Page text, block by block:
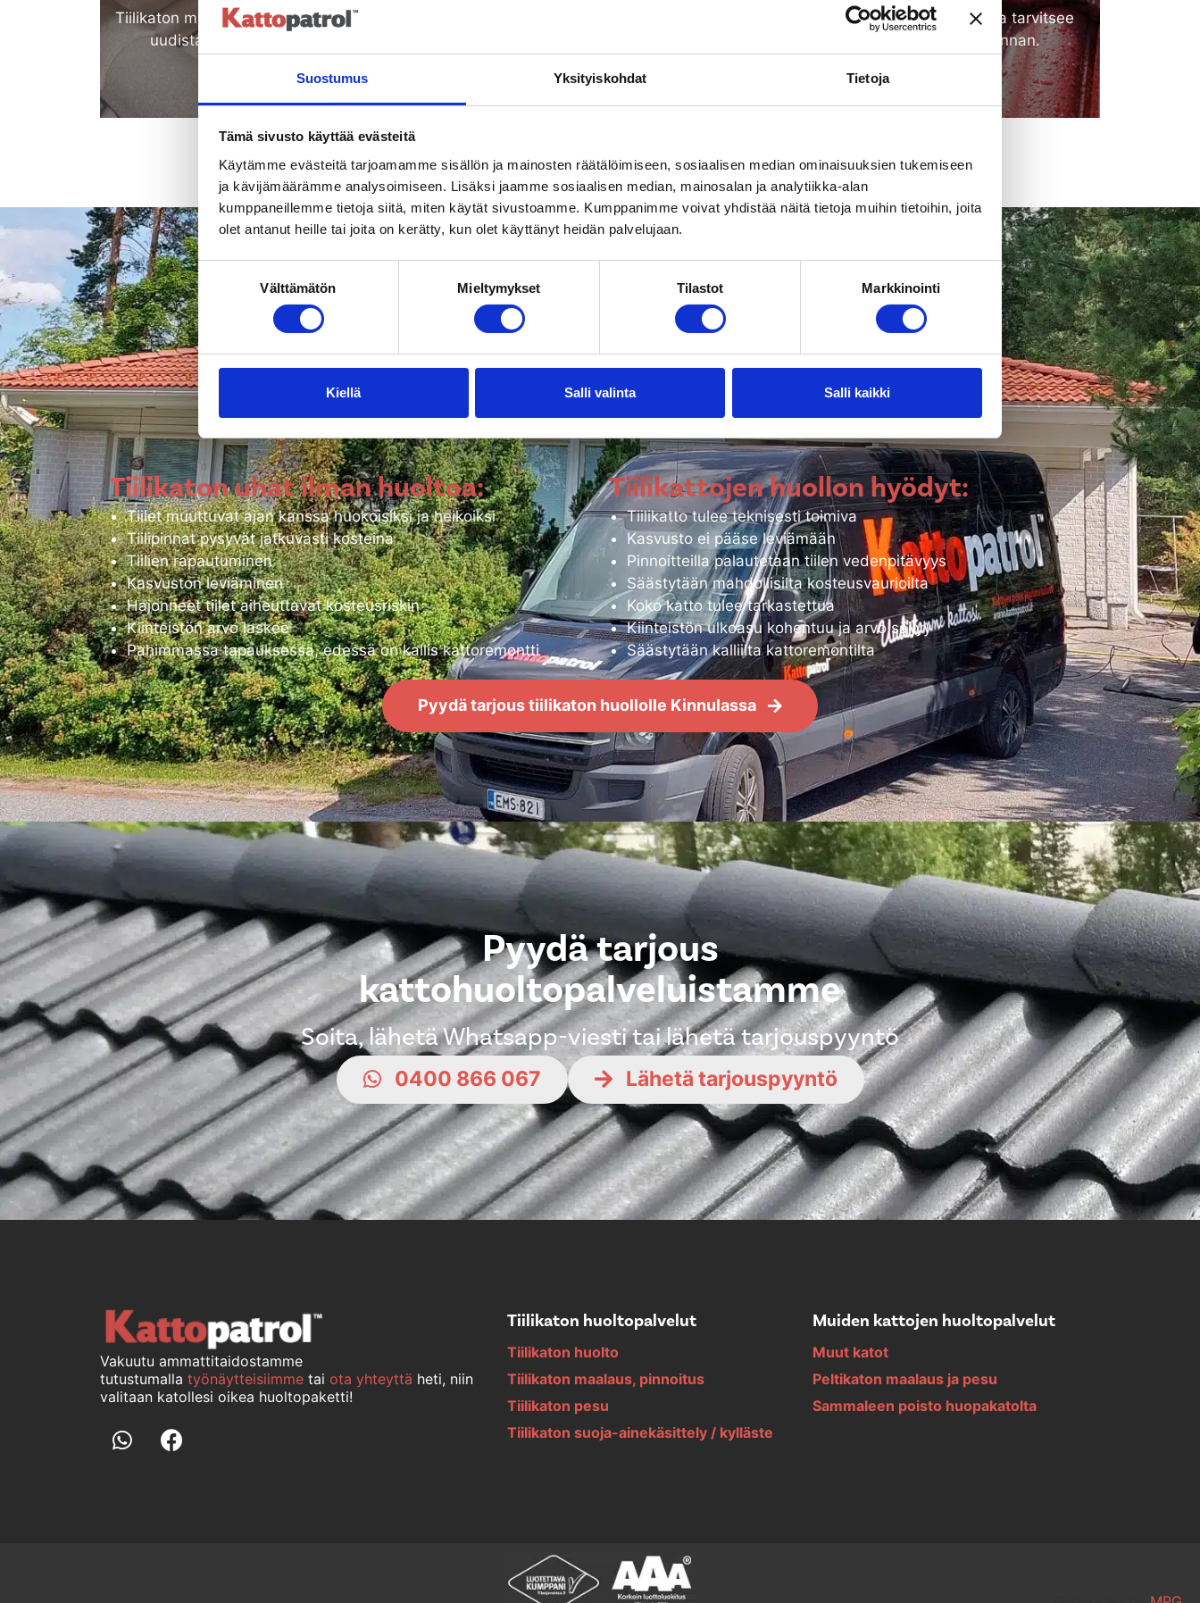
Suostumus Yksityiskohdat Tietoja
Tämä sivusto käyttää evästeitä
Käytämme evästeitä tarjoamamme sisällön ja mainosten räätälöimiseen, sosiaalisen median ominaisuuksien tukemiseen
ja kävijämäärämme analysoimiseen. Lisäksi jaamme sosiaalisen median, mainosalan ja analytiikka-alan
kumppaneillemme tietoja siitä, miten käytät sivustoamme. Kumppanimme voivat yhdistää näitä tietoja muihin tietoihin, joita
olet antanut heille tai joita on kerätty, kun olet käyttänyt heidän palvelujaan.
Suostumuksen
valinta
Välttämätön Mieltymykset Tilastot Markkinointi
Kiellä Salli valinta Salli kaikki
Tiilikaton maalaus on loistava vaihtoehto
uudistaa täysin vanha tiilipinta.
Katso lisää
Vanha tiilikatto huokoinen ja tarvitsee
uuden vettä pitävän pinnan.
Säännöllinen huolto antaa tiilikatolle paljon
lisää käyttöikää
Tiilikaton huollon, pesun, suoja-ainekäsittelyn tai maalauksen avulla voidaan pidentää ja estää tiilikaton
ennen aikainen vanheneminen, sekä palauttaa tiilipinnat teknisesti toimiviksi.
Tiilikaton uhat ilman huoltoa:
Tiilet muuttuvat ajan kanssa huokoisiksi ja heikoiksi
Tiilipinnat pysyvät jatkuvasti kosteina
Tiilien rapautuminen
Kasvuston leviäminen
Hajonneet tiilet aiheuttavat kosteusriskin
Kiinteistön arvo laskee
Pahimmassa tapauksessa, edessä on kallis kattoremontti
Tiilikattojen huollon hyödyt:
Tiilikatto tulee teknisesti toimiva
Kasvusto ei pääse leviämään
Pinnoitteilla palautetaan tiilen vedenpitävyys
Säästytään mahdollisilta kosteusvaurioilta
Koko katto tulee tarkastettua
Kiinteistön ulkoasu kohentuu ja arvo säilyy
Säästytään kalliilta kattoremontilta
Pyydä tarjous tiilikaton huollolle Kinnulassa
Pyydä tarjous
kattohuoltopalveluistamme
Soita, lähetä Whatsapp-viesti tai lähetä tarjouspyyntö
0400 866 067 Lähetä tarjouspyyntö
Vakuutu ammattitaidostamme
tutustumalla työnäytteisiimme tai ota yhteyttä heti, niin
valitaan katollesi oikea huoltopaketti!
Tiilikaton huoltopalvelut
Tiilikaton huolto
Tiilikaton maalaus, pinnoitus
Tiilikaton pesu
Tiilikaton suoja-ainekäsittely / kylläste
Muiden kattojen huoltopalvelut
Muut katot
Peltikaton maalaus ja pesu
Sammaleen poisto huopakatolta